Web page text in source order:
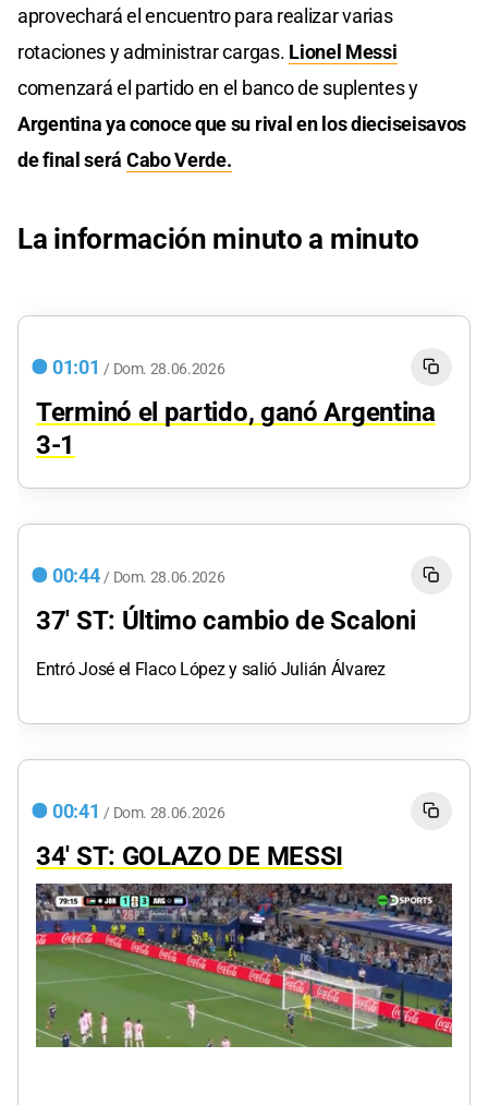
aprovechará el encuentro para realizar varias
rotaciones y administrar cargas. Lionel Messi
comenzará el partido en el banco de suplentes y
Argentina ya conoce que su rival en los dieciseisavos
de final será Cabo Verde.
La información minuto a minuto
01:01 / Dom. 28.06.2026
Terminó el partido, ganó Argentina
3-1
00:44 / Dom. 28.06.2026
37' ST: Último cambio de Scaloni
Entró José el Flaco López y salió Julián Álvarez
00:41 / Dom. 28.06.2026
34' ST: GOLAZO DE MESSI